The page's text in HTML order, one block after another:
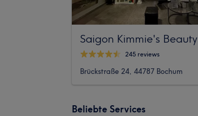
Saigon Kimmie's Beauty
245 reviews
Brückstraße 24, 44787 Bochum
Beliebte Services